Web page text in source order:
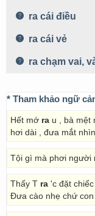
ra cái điều
ra cái vẻ
ra chạm vai,
* Tham khảo ngữ
Hết mớ ra u , bà mệt
hơi dài , đưa mắt
Tội gì mà phơi người
Thấy T ra 'c đặt
Đưa cào nhẹ chứ con